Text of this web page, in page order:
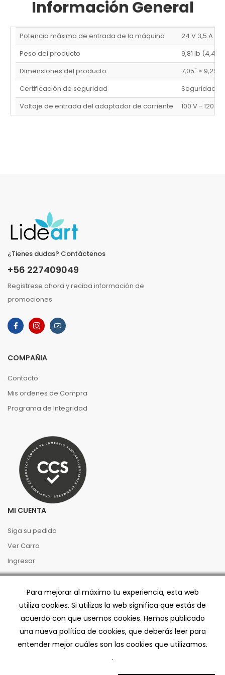
Información General
Potencia máxima de entrada de la máquina
24 V 3,5 A
Peso del producto
9,81 lb (4,45
Dimensiones del producto
7,05" × 9,25"
Certificación de seguridad
Seguridad
Voltaje de entrada del adaptador de corriente
100 V - 120
¿Tienes dudas? Contáctenos
+56 227409049
Registrese ahora y reciba información de
promociones
COMPAÑIA
Contacto
Mis ordenes de Compra
Programa de Integridad
MI CUENTA
Siga su pedido
Ver Carro
Ingresar
PREGUNTAS FRECUENTES
Términos y Condiciones
Preventa
Políticas de Privacidad
Para mejorar al máximo tu experiencia, esta web
utiliza cookies. Si utilizas la web significa que estás de
acuerdo con que usemos cookies. Hemos publicado
una nueva política de cookies, que deberás leer para
entender mejor cuáles son las cookies que utilizamos.
.